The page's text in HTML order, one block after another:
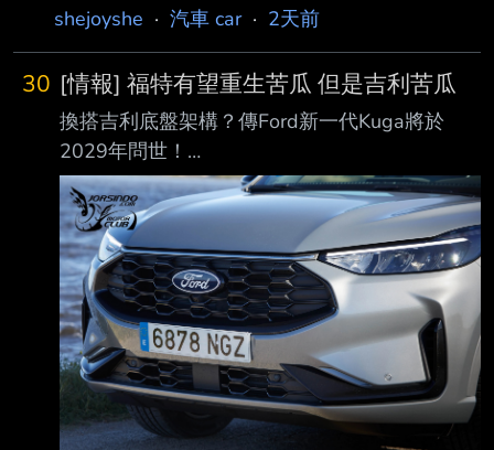
shejoyshe · 汽車 car· 2天前
30 [情報] 福特有望重生苦瓜 但是吉利苦瓜
換搭吉利底盤架構？傳Ford新一代Kuga將於
2029年問世！
https://forum.jorsindo.com/thread-2582222-1-
1.html — https://i.imgur.com/4RmmWA0.jpeg
歐洲福特中型休旅支柱Kuga車系，現行第三代
車型(2019年問世)已在市場打滾好一段時日，
此車近期也被外界瞧見已悄悄在台停售，市場地
位被同門的Territory所接替。不過別以為 此車即
將揮別車壇。事實上，現役第三代版本預計還將
在歐洲一路銷售至2029年底，並委由 品牌西